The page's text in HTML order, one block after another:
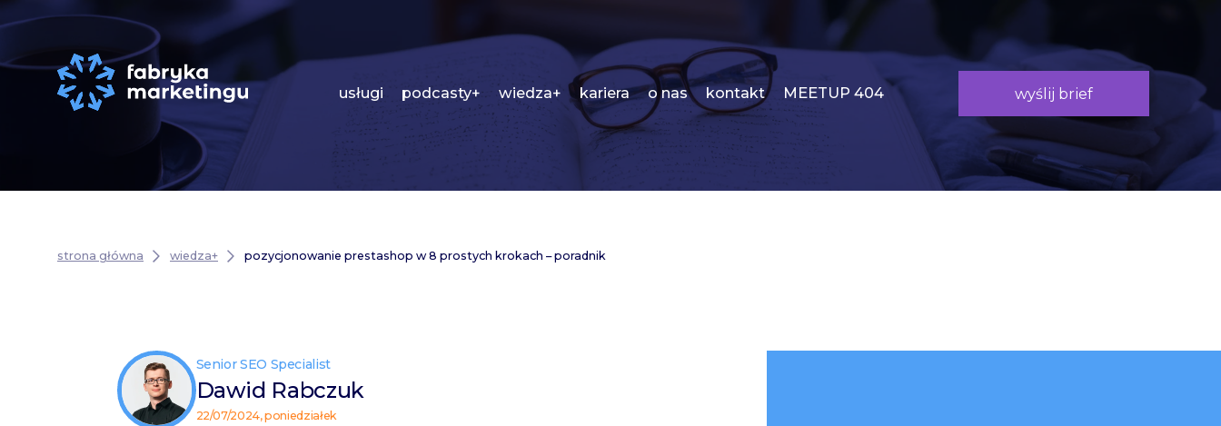
usługi podcasty+ wiedza+ kariera o nas kontakt MEETUP 404 wyślij brief
strona główna wiedza+ pozycjonowanie prestashop w 8 prostych krokach – poradnik
Senior SEO Specialist
Dawid Rabczuk
22/07/2024, poniedziałek